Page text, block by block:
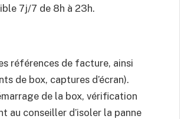
7j/7 de 8h à 23h.
références de facture, ainsi
de box, captures d’écran).
de la box, vérification
au conseiller d’isoler la panne